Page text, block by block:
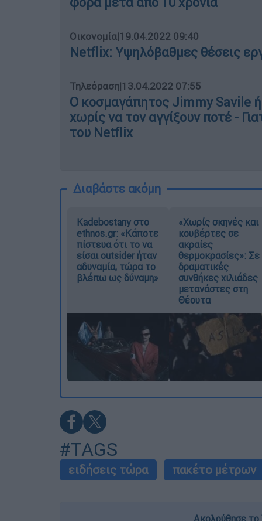
Οικονομία|19.04.2022 09:40
Netflix: Yψηλόβαθμες θέσεις
Τηλεόραση|13.04.2022 07:55
Ο κοσμαγάπητος Jimmy Savile
χωρίς να τον αγγίξουν ποτέ -
του Netflix
Διαβάστε ακόμη
Kadebostany στο
ethnos.gr: «Κάποτε
πίστευα ότι το να
είσαι outsider ήταν
αδυναμία, τώρα το
βλέπω ως δύναμη»
«Χωρίς σκηνές και
κουβέρτες σε
ακραίες
θερμοκρασίες»: Σε
δραματικές
συνθήκες χιλιάδες
μετανάστες στη
Θέουτα
#TAGS
ειδήσεις τώρα πακέτο μέτρων
Ακολούθησε το